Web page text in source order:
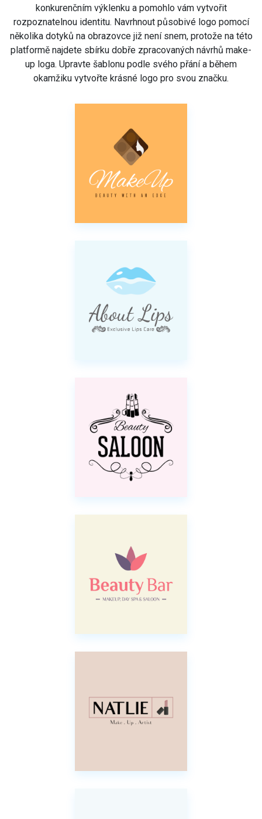
konkurenčním výklenku a pomohlo vám vytvořit
rozpoznatelnou identitu. Navrhnout působivé logo pomocí
několika dotyků na obrazovce již není snem, protože na této
platformě najdete sbírku dobře zpracovaných návrhů make-
up loga. Upravte šablonu podle svého přání a během
okamžiku vytvořte krásné logo pro svou značku.